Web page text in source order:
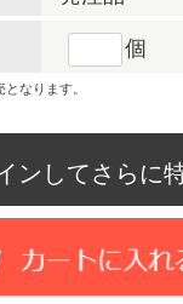
個
なります。
ンしてさらに